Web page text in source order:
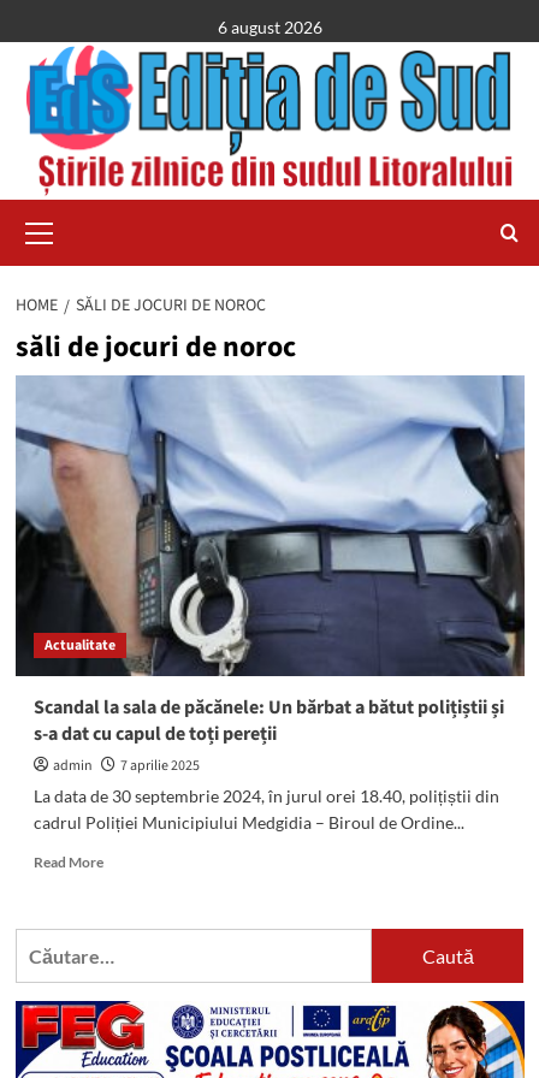
to
content
6 august 2026
Menu
HOME SĂLI DE JOCURI DE NOROC
săli de jocuri de noroc
Actualitate
Scandal la sala de păcănele: Un bărbat a bătut polițiștii și
s-a dat cu capul de toți pereții
admin
7 aprilie 2025
La data de 30 septembrie 2024, în jurul orei 18.40, polițiștii din
cadrul Poliției Municipiului Medgidia – Biroul de Ordine...
Read MoreRead
Scandal
păcănele:
Un
bărbat
Caută